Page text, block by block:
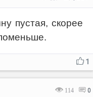
пустая, скорее
1
114 0